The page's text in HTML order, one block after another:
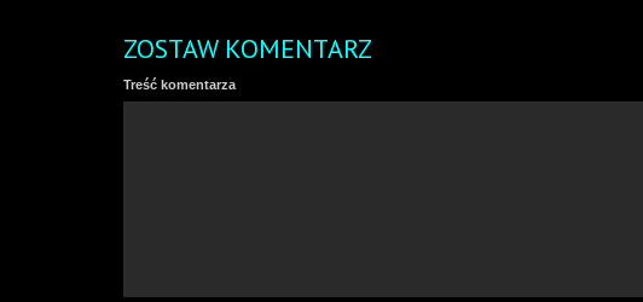
ZOSTAW KOMENTARZ
Treść komentarza